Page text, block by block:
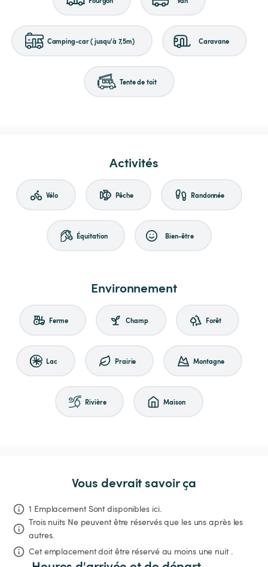
Camping-car (jusqu'à 7,5m) Caravane
Tente de toit
Activités
Vélo Pêche Randonnée
Équitation Bien-être
Environnement
Ferme Champ Forêt
Lac Prairie Montagne
Rivière Maison
Vous devrait savoir ça
1 Emplacement Sont disponibles ici.
Trois nuits Ne peuvent être réservés que les uns après les
autres.
Cet emplacement doit être réservé au moins une nuit .